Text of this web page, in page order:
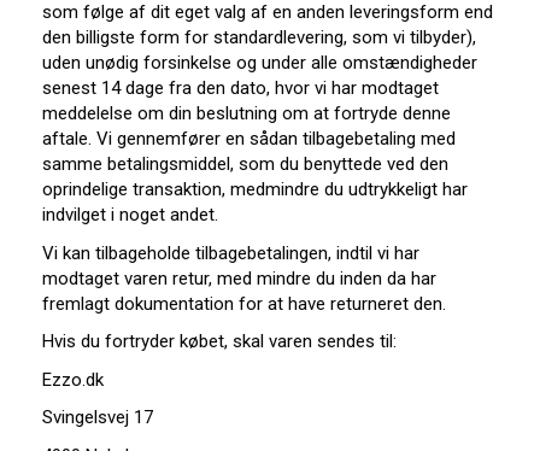
som følge af dit eget valg af en anden leveringsform end
den billigste form for standardlevering, som vi tilbyder),
uden unødig forsinkelse og under alle omstændigheder
senest 14 dage fra den dato, hvor vi har modtaget
meddelelse om din beslutning om at fortryde denne
aftale. Vi gennemfører en sådan tilbagebetaling med
samme betalingsmiddel, som du benyttede ved den
oprindelige transaktion, medmindre du udtrykkeligt har
indvilget i noget andet.
Vi kan tilbageholde tilbagebetalingen, indtil vi har
modtaget varen retur, med mindre du inden da har
fremlagt dokumentation for at have returneret den.
Hvis du fortryder købet, skal varen sendes til:
Ezzo.dk
Svingelsvej 17